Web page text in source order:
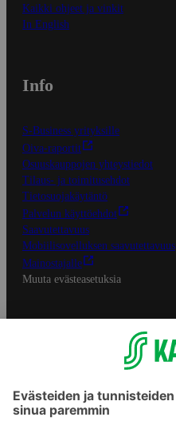
Kaikki ohjeet ja vinkit
In English
Info
S-Business yrityksille
Oiva-raportit
Osuuskauppojen yhteystiedot
Tilaus- ja toimitusehdot
Tietosuojakäytäntö
Palvelun käyttöehdot
Saavutettavuus
Mobiilisovelluksen saavutettavuus
Mainostajalle
Muuta evästeasetuksia
S-ryhmän palvelut
Asiakasomistajuus
Yhteishyvä Ruoka -sovellus